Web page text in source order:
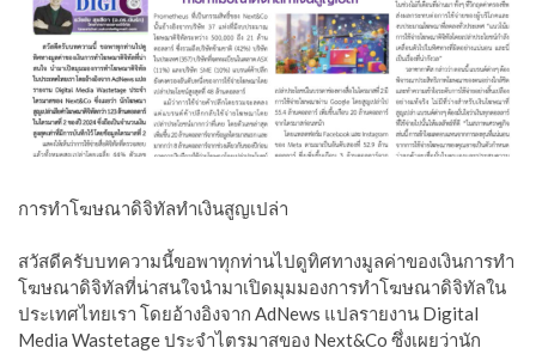
การทำโฆษณาดิจิทัลทำเงินสูญเปล่า
สวัสดีครับบทความนี้ขอพาทุกท่านไปดูทิศทางมูลค่าของเงินการทำ
โฆษณาดิจิทัลที่น่าสนใจนำมาเปิดมุมมองการทำโฆษณาดิจิทัลใน
ประเทศไทยเรา โดยอ้างอิงจาก AdNews แปลรายงาน Digital
Media Wastetage ประจำไตรมาสของ Next&Co ซึ่งเผยว่านัก